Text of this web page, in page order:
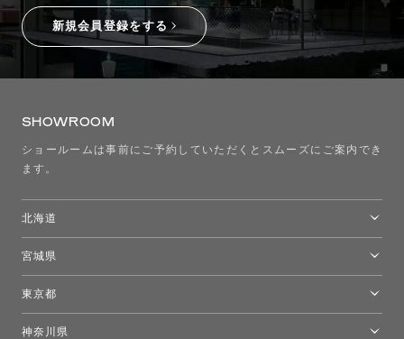
新規会員登録をする
SHOWROOM
ショールームは事前にご予約していただくとスムーズにご案内でき
ます。
北海道
宮城県
東京都
神奈川県